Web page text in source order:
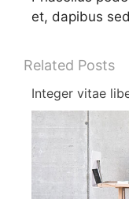
et, dapibus
Related Posts
Integer vitae